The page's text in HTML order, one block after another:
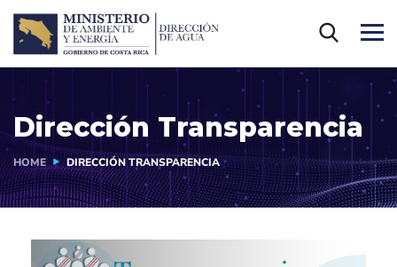
Dirección Transparencia
HOME DIRECCIÓN TRANSPARENCIA